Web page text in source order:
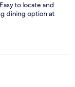
to locate and
dining option at